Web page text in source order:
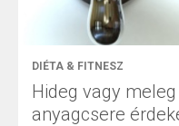
DIÉTA & FITNESZ
Hideg vagy
anyagcsere